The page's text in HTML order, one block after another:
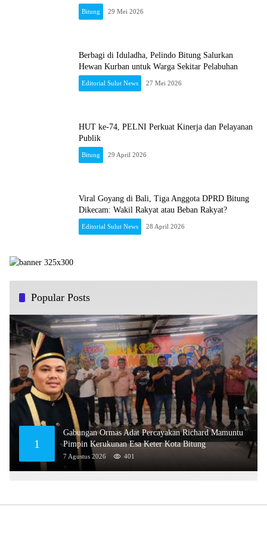
Bitung 29 Mei 2026
Berbagi di Iduladha, Pelindo Bitung Salurkan
Hewan Kurban untuk Warga Sekitar Pelabuhan
Editorial Sulut News 27 Mei 2026
HUT ke-74, PELNI Perkuat Kinerja dan Pelayanan
Publik
Bitung 29 April 2026
Viral Goyang di Bali, Tiga Anggota DPRD Bitung
Dikecam: Wakil Rakyat atau Beban Rakyat?
Editorial Sulut News 28 April 2026
Popular Posts
1
Gabungan Ormas Adat Percayakan Richard Mamuntu
Pimpin Kerukunan Esa Keter Kota Bitung
7 Agustus 2026 401